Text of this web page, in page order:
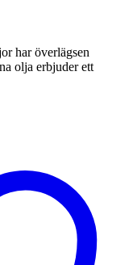
har överlägsen
olja erbjuder ett